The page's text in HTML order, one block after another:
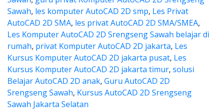
Sawah, les komputer AutoCAD 2D smp, Les Privat
AutoCAD 2D SMA, les privat AutoCAD 2D SMA/SMEA,
Les Komputer AutoCAD 2D Srengseng Sawah belajar di
rumah, privat Komputer AutoCAD 2D jakarta, Les
Kursus Komputer AutoCAD 2D jakarta pusat, Les
Kursus Komputer AutoCAD 2D jakarta timur, solusi
Belajar AutoCAD 2D anak, Guru AutoCAD 2D
Srengseng Sawah, Kursus AutoCAD 2D Srengseng
Sawah Jakarta Selatan